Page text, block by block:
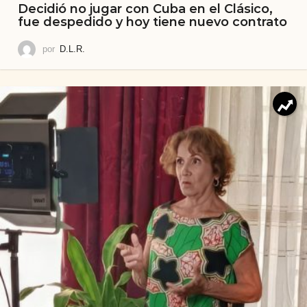
Decidió no jugar con Cuba en el Clásico,
fue despedido y hoy tiene nuevo contrato
por D.L.R.